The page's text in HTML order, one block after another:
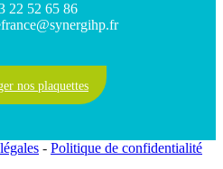
22 52 65 86
nos plaquettes
- Politique de confidentialité